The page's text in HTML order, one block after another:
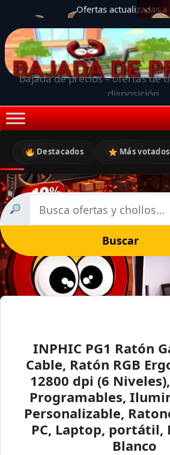
Ofertas actualizadas
bajada de precios – ofertas de
disposición.
Destacados Más votados
Buscar
INPHIC PG1 Ratón
Cable, Ratón RGB
12800 dpi (6
Programables,
Personalizable,
PC, Laptop, portátil,
Blanco